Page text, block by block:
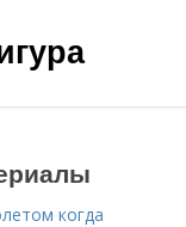
когда